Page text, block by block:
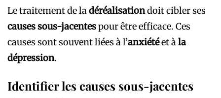
Le traitement de ladéréalisationdoit cibler ses
causes sous-jacentespour être efficace. Ces
causes sont souvent liées à l’anxiétéet àla
dépression.
Identifier les causes sous-jacentes